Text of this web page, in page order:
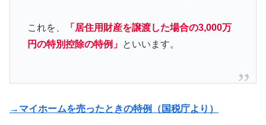
これを、
「居住用財産を譲渡した場合の3,000万
円の特別控除の特例」 といいます。
→マイホームを売ったときの特例（国税庁より）